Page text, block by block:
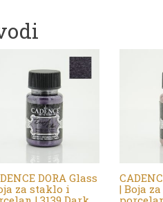
DORA Glass
za staklo i
| Boja